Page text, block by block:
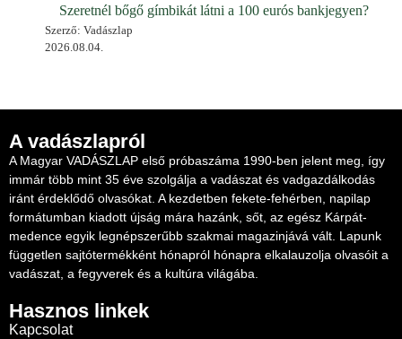
Szeretnél bőgő gímbikát látni a 100 eurós bankjegyen?
Szerző: Vadászlap
2026.08.04.
A vadászlapról
A Magyar VADÁSZLAP első próbaszáma 1990-ben jelent meg, így
immár több mint 35 éve szolgálja a vadászat és vadgazdálkodás
iránt érdeklődő olvasókat. A kezdetben fekete-fehérben, napilap
formátumban kiadott újság mára hazánk, sőt, az egész Kárpát-
medence egyik legnépszerűbb szakmai magazinjává vált. Lapunk
független sajtótermékként hónapról hónapra elkalauzolja olvasóit a
vadászat, a fegyverek és a kultúra világába.
Hasznos linkek
Kapcsolat